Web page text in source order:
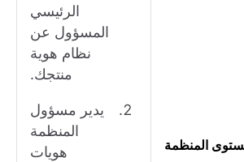
الرئيسي
المسؤول عن
نظام هوية
منتجك.
يدير مسؤول
المنظمة
هويات